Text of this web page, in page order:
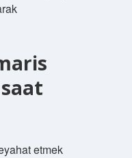
etmek